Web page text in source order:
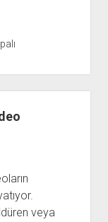
veya